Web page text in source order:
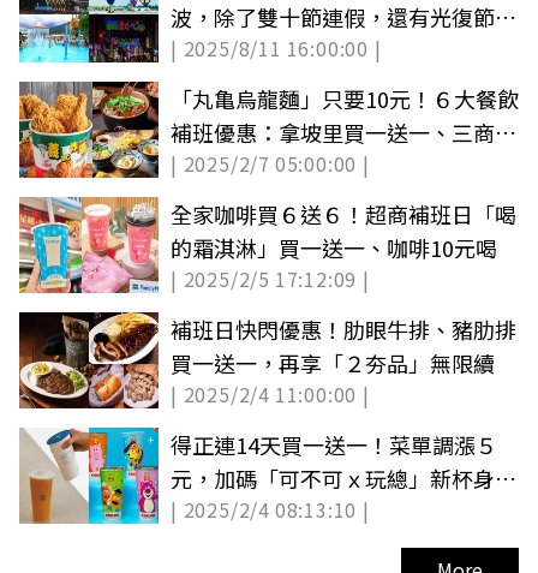
波，除了雙十節連假，還有光復節請
假攻略
| 2025/8/11 16:00:00 |
「丸亀烏龍麵」只要10元！６大餐飲
補班優惠：拿坡里買一送一、三商巧
福折66元
| 2025/2/7 05:00:00 |
全家咖啡買６送６！超商補班日「喝
的霜淇淋」買一送一、咖啡10元喝
| 2025/2/5 17:12:09 |
補班日快閃優惠！肋眼牛排、豬肋排
買一送一，再享「２夯品」無限續
| 2025/2/4 11:00:00 |
得正連14天買一送一！菜單調漲５
元，加碼「可不可ｘ玩總」新杯身、
優惠
| 2025/2/4 08:13:10 |